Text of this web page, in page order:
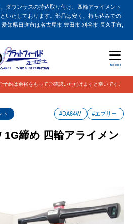
ダウンサスの持込取り付け、四輪アライメント
いたしております。部品は安く、持ち込みでの
知県日進市は名古屋市,豊田市,刈谷市,長久手市,
MENU
約は余裕をもってご確認いただけますと幸いです。
ト #DA64W #エブリー
1G締め 四輪アライメン